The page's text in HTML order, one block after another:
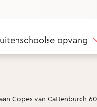
opvang
Copes van Cattenburch 60